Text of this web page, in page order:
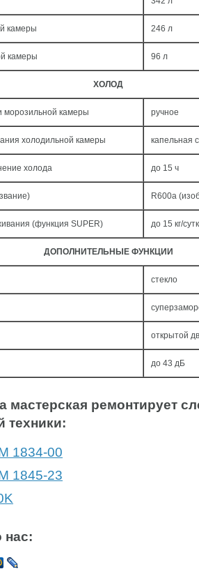
камеры 246 л
камеры 96 л
ХОЛОД
морозильной камеры ручное
холодильной камеры капельная
холода до 15 ч
R600a
(функция SUPER) до 15 кг/
ДОПОЛНИТЕЛЬНЫЕ ФУНКЦИИ
стекло
открытой
до 43 дБ
мастерская ремонтирует
техники:
1834-00
1845-23
нас: